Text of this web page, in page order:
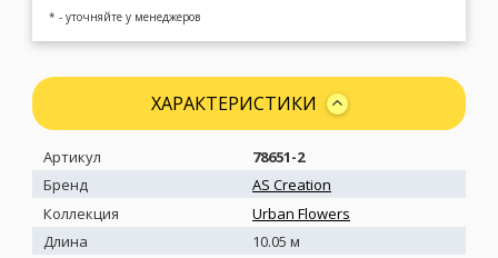
* - уточняйте у менеджеров
ХАРАКТЕРИСТИКИ
Артикул
78651-2
Бренд
AS Creation
Коллекция
Urban Flowers
Длина
10.05 м